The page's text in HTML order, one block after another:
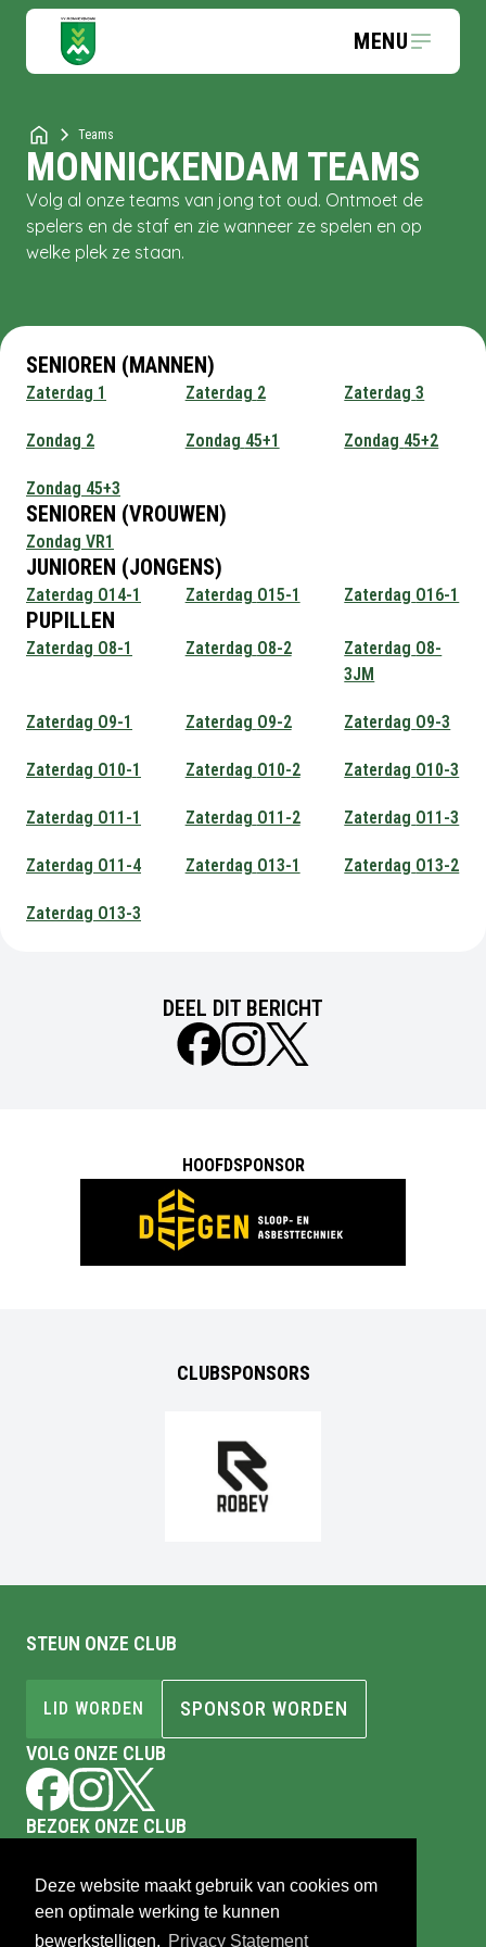
Deze website maakt gebruik van cookies om
een optimale werking te kunnen
bewerkstelligen. Privacy Statement
MENU
Teams
MONNICKENDAM TEAMS
Volg al onze teams van jong tot oud. Ontmoet de
spelers en de staf en zie wanneer ze spelen en op
welke plek ze staan.
SENIOREN (MANNEN)
Zaterdag 1 Zaterdag 2 Zaterdag 3
Zondag 2 Zondag 45+1 Zondag 45+2
Zondag 45+3
SENIOREN (VROUWEN)
Zondag VR1
JUNIOREN (JONGENS)
Zaterdag O14-1 Zaterdag O15-1 Zaterdag O16-1
PUPILLEN
Zaterdag O8-1 Zaterdag O8-2 Zaterdag O8-
3JM
Zaterdag O9-1 Zaterdag O9-2 Zaterdag O9-3
Zaterdag O10-1 Zaterdag O10-2 Zaterdag O10-3
Zaterdag O11-1 Zaterdag O11-2 Zaterdag O11-3
Zaterdag O11-4 Zaterdag O13-1 Zaterdag O13-2
Zaterdag O13-3
DEEL DIT BERICHT
HOOFDSPONSOR
CLUBSPONSORS
STEUN ONZE CLUB
LID WORDEN
SPONSOR WORDEN
VOLG ONZE CLUB
BEZOEK ONZE CLUB
Cornelis Dirkszoonlaan 342
1141XS Monnickendam
Tel.0299-651291